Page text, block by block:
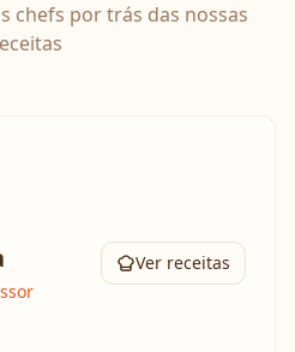
chefs por trás das nossas
Ver receitas